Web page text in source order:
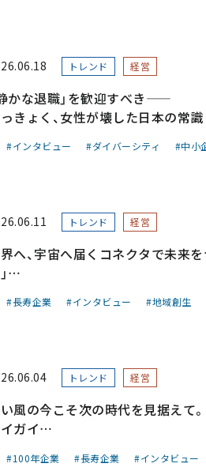
トレンド 経営
かな退職」を歓迎すべき――
きょく、女性が壊した日本の常識
インタビュー ダイバーシティ 中小
トレンド 経営
へ、宇宙へ届くコネクタで未来
営危機をチャンスに変え、成長
長寿企業 インタビュー 地域創生
トレンド 経営
風の今こそ次の時代を見据えて
ガイ
見えない部分」を支える保温保冷
100年企業 長寿企業 インタビュー